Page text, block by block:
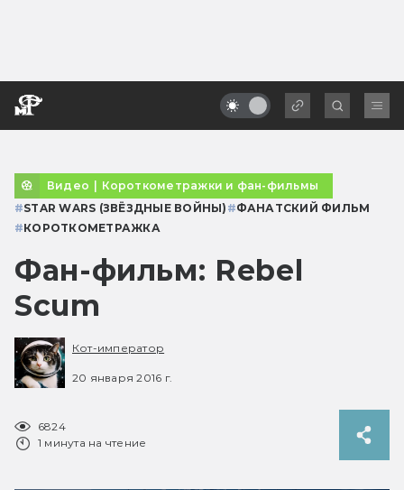
Видео | Короткометражки и фан-фильмы
#STAR WARS (ЗВЁЗДНЫЕ ВОЙНЫ) #ФАНАТСКИЙ ФИЛЬМ
#КОРОТКОМЕТРАЖКА
Фан-фильм: Rebel
Scum
Кот-император
20 января 2016 г.
6824
1 минута на чтение